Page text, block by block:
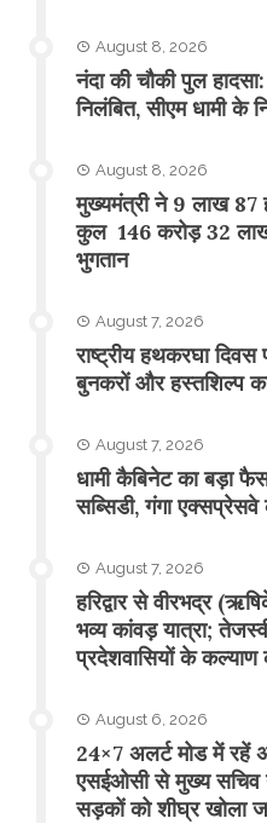
August 8, 2026
नंदा की चौकी पुल
निलंबित, सीएम धामी के
August 8, 2026
मुख्यमंत्री ने 9 लाख 87
कुल 146 करोड़ 32 लाख
भुगतान
August 7, 2026
राष्ट्रीय हथकरघा
बुनकरों और हस्तशिल्प
August 7, 2026
​धामी कैबिनेट का बड़ा
सब्सिडी, गंगा एक्सप्रेसवे
August 7, 2026
​हरिद्वार से वीरभद्र
भव्य कांवड़ यात्रा;
प्रदेशवासियों के कल्याण
August 6, 2026
24×7 अलर्ट मोड में रहें
एसईओसी से मुख्य सचिव
सड़कों को शीघ्र खोला